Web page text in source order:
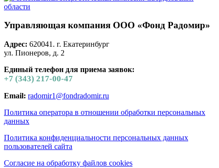
Управляющая компания ООО «Фонд Радомир»
Адрес: 620041. г. Екатеринбург
ул. Пионеров, д. 2
Единый телефон для приема заявок:
+7 (343) 217-00-47
Email: radomir1@fondradomir.ru
Политика оператора в отношении обработки персональных
данных
Политика конфиденциальности персональных данных
пользователей сайта
Согласие на обработку файлов cookies